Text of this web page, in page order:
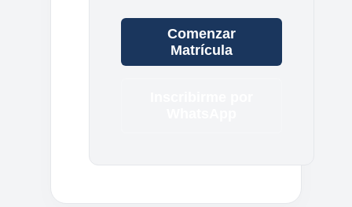
Comenzar
Matrícula